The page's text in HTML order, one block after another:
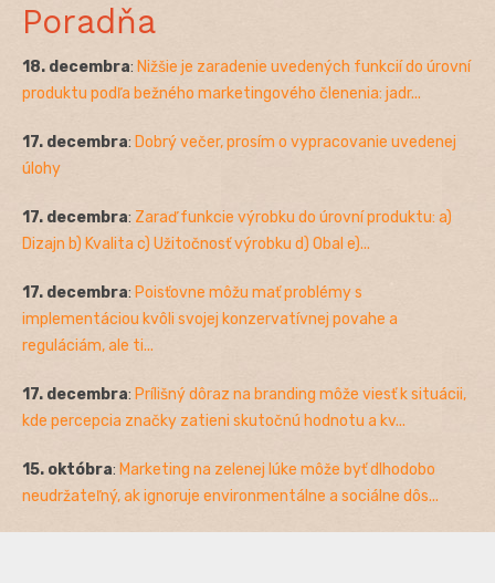
Poradňa
18. decembra: Nižšie je zaradenie uvedených funkcií do úrovní
produktu podľa bežného marketingového členenia: jadr...
17. decembra: Dobrý večer, prosím o vypracovanie uvedenej
úlohy
17. decembra: Zaraď funkcie výrobku do úrovní produktu: a)
Dizajn b) Kvalita c) Užitočnosť výrobku d) Obal e)...
17. decembra: Poisťovne môžu mať problémy s
implementáciou kvôli svojej konzervatívnej povahe a
reguláciám, ale ti...
17. decembra: Prílišný dôraz na branding môže viesť k situácii,
kde percepcia značky zatieni skutočnú hodnotu a kv...
15. októbra: Marketing na zelenej lúke môže byť dlhodobo
neudržateľný, ak ignoruje environmentálne a sociálne dôs...